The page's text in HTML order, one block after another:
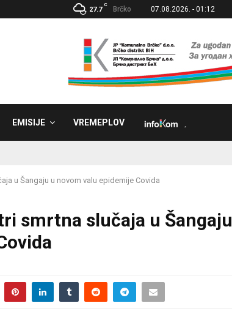
27.7
C
Brčko 07.08.2026. - 01:12
EMISIJE VREMEPLOV
u Šangaju u novom valu epidemije Covida
smrtna slučaja u Šangaju